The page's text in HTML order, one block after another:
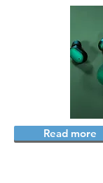
Read more